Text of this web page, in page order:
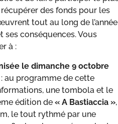
des fonds pour les
tout au long de l’année
conséquences. Vous
à :
le dimanche 9 octobre
au programme de cette
une tombola et le
édition de « A Bastiaccia »,
le tout rythmé par une